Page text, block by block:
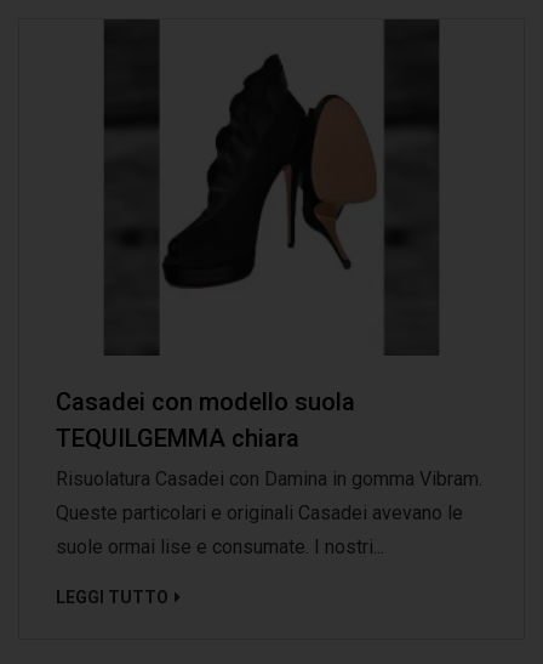
Casadei con modello suola
TEQUILGEMMA chiara
Risuolatura Casadei con Damina in gomma Vibram.
Queste particolari e originali Casadei avevano le
suole ormai lise e consumate. I nostri...
LEGGI TUTTO